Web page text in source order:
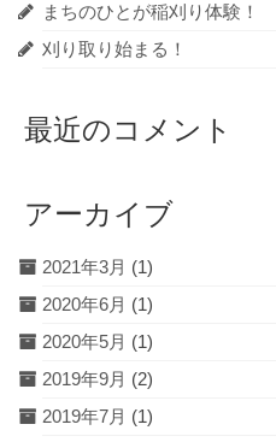
まちのひとが稲刈り体験！
刈り取り始まる！
最近のコメント
アーカイブ
2021年3月 (1)
2020年6月 (1)
2020年5月 (1)
2019年9月 (2)
2019年7月 (1)